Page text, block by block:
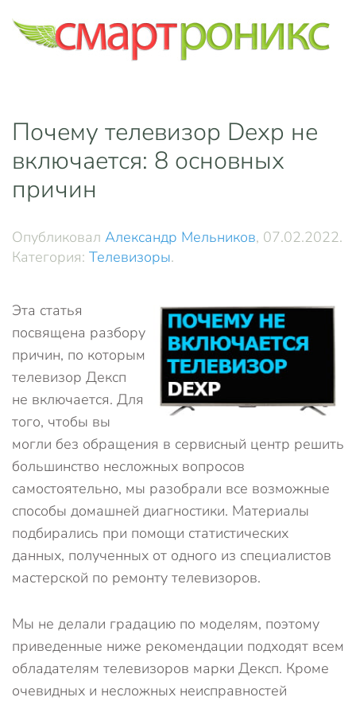
Skip to main content
Почему телевизор Dexp не
включается: 8 основных
причин
Опубликовал Александр Мельников, 07.02.2022.
Категория: Телевизоры.
Эта статья
посвящена разбору
причин, по которым
телевизор Дексп
не включается. Для
того, чтобы вы
могли без обращения в сервисный центр решить
большинство несложных вопросов
самостоятельно, мы разобрали все возможные
способы домашней диагностики. Материалы
подбирались при помощи статистических
данных, полученных от одного из специалистов
мастерской по ремонту телевизоров.
Мы не делали градацию по моделям, поэтому
приведенные ниже рекомендации подходят всем
обладателям телевизоров марки Дексп. Кроме
очевидных и несложных неисправностей